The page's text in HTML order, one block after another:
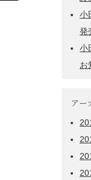
小
発
小
お
アー